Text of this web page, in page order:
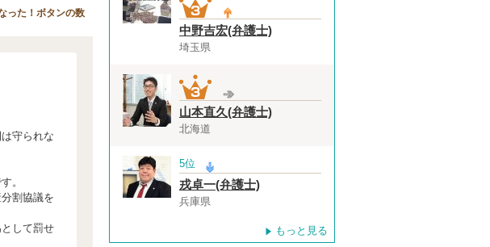
った！ボタンの数
守られな
。
割協議を
して罰せ
中野吉宏(弁護士)
埼玉県
山本直久(弁護士)
北海道
5位
戎卓一(弁護士)
兵庫県
もっと見る